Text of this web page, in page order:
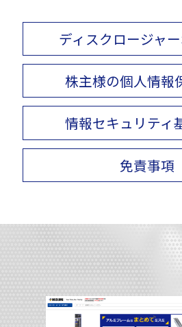
ディスクロージャ
株主様の個人情報
情報セキュリティ
免責事項